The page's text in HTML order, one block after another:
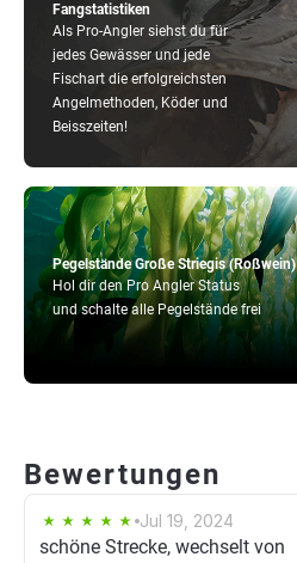
Pegelstände Große Striegis (Roßwein)
Hol dir den Pro Angler Status
und schalte alle Pegelstände frei
Fangstatistiken
Als Pro-Angler siehst du für
jedes Gewässer und jede
Fischart die erfolgreichsten
Angelmethoden, Köder und
Beisszeiten!
Bewertungen
Jul 19, 2024
schöne Strecke, wechselt von